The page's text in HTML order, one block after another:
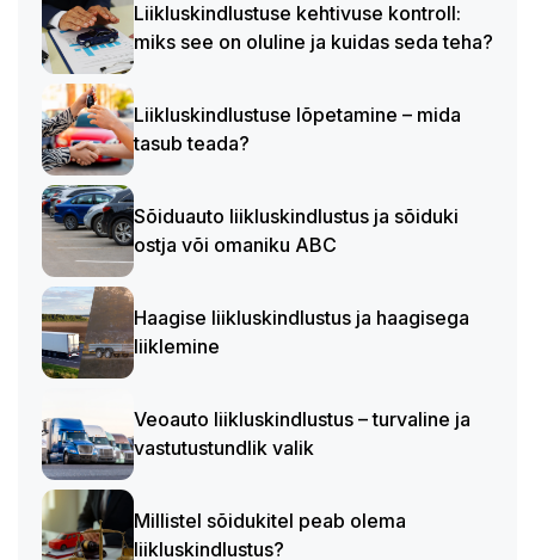
Liikluskindlustuse kehtivuse kontroll:
miks see on oluline ja kuidas seda teha?
Liikluskindlustuse lõpetamine – mida
tasub teada?
Sõiduauto liikluskindlustus ja sõiduki
ostja või omaniku ABC
Haagise liikluskindlustus ja haagisega
liiklemine
Veoauto liikluskindlustus – turvaline ja
vastutustundlik valik
Millistel sõidukitel peab olema
liikluskindlustus?